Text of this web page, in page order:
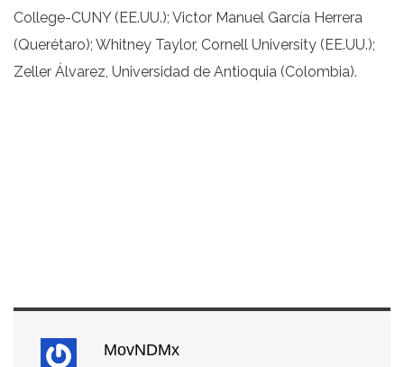
College-CUNY (EE.UU.); Victor Manuel García Herrera
(Querétaro); Whitney Taylor, Cornell University (EE.UU.);
Zeller Álvarez, Universidad de Antioquia (Colombia).
MovNDMx